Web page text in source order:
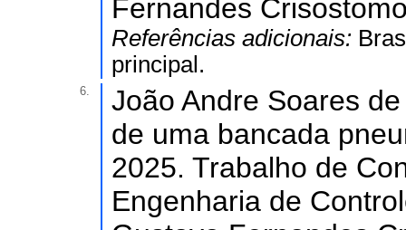
Fernandes
Referências adicionais:
principal.
6.
João Andre Soares
de uma bancada
2025. Trabalho de
Engenharia de